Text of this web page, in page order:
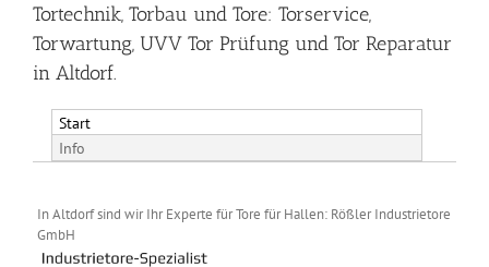
Tortechnik, Torbau und Tore: Torservice,
Torwartung, UVV Tor Prüfung und Tor Reparatur
in Altdorf.
Start
Info
In Altdorf sind wir Ihr Experte für Tore für Hallen: Rößler Industrietore
GmbH